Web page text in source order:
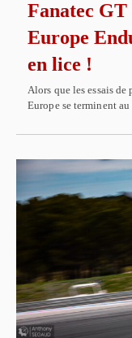
Fanatec
Europe
en lice !
Alors que les essais
Europe se terminent